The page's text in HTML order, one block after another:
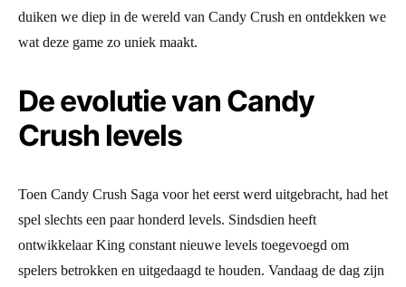
duiken we diep in de wereld van Candy Crush en ontdekken we
wat deze game zo uniek maakt.
De evolutie van Candy
Crush levels
Toen Candy Crush Saga voor het eerst werd uitgebracht, had het
spel slechts een paar honderd levels. Sindsdien heeft
ontwikkelaar King constant nieuwe levels toegevoegd om
spelers betrokken en uitgedaagd te houden. Vandaag de dag zijn